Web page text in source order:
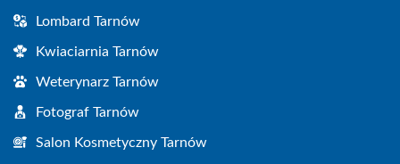
Lombard Tarnów
Kwiaciarnia Tarnów
Weterynarz Tarnów
Fotograf Tarnów
Salon Kosmetyczny Tarnów